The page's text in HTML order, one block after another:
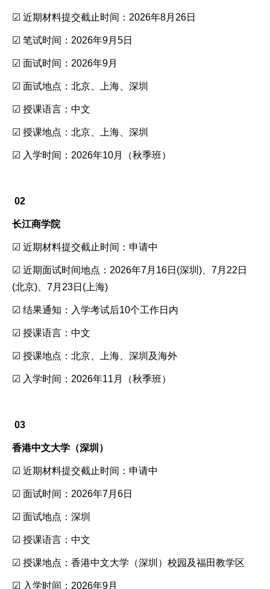
☑ 近期材料提交截止时间：2026年8月26日
☑ 笔试时间：2026年9月5日
☑ 面试时间：2026年9月
☑ 面试地点：北京、上海、深圳
☑ 授课语言：中文
☑ 授课地点：北京、上海、深圳
☑ 入学时间：2026年10月（秋季班）
02
长江商学院
☑ 近期材料提交截止时间：申请中
☑ 近期面试时间地点：2026年7月16日(深圳)、7月22日
(北京)、7月23日(上海)
☑ 结果通知：入学考试后10个工作日内
☑ 授课语言：中文
☑ 授课地点：北京、上海、深圳及海外
☑ 入学时间：2026年11月（秋季班）
03
香港中文大学（深圳）
☑ 近期材料提交截止时间：申请中
☑ 面试时间：2026年7月6日
☑ 面试地点：深圳
☑ 授课语言：中文
☑ 授课地点：香港中文大学（深圳）校园及福田教学区
☑ 入学时间：2026年9月